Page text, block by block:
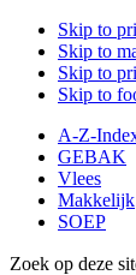
Skip to
Skip to
Skip to
Skip to
A-Z-
GEBAK
Vlees
Makkelijk
SOEP
Zoek op deze